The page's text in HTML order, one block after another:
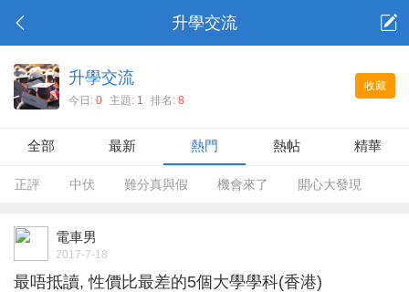
升學交流
收藏
升學交流
今日: 0 主題: 1 排名: 8
全部 最新 熱門 熱帖 精華
正評 中伏 難分真與假 機會來了 開心大發現
電車男
2017-7-18
最唔抵讀, 性價比最差的5個大學學科(香港)